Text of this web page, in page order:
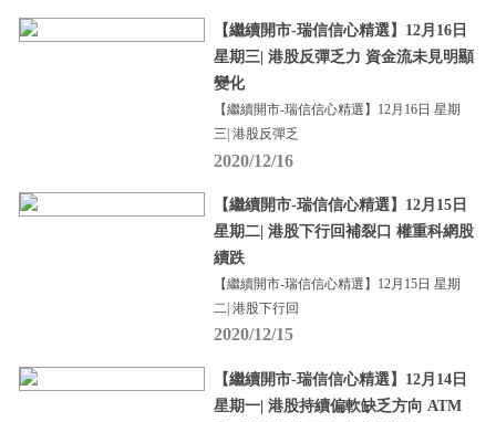
【繼續開市-瑞信信心精選】12月16日
星期三| 港股反彈乏力 資金流未見明顯
變化
【繼續開市-瑞信信心精選】12月16日 星期
三| 港股反彈乏
2020/12/16
【繼續開市-瑞信信心精選】12月15日
星期二| 港股下行回補裂口 權重科網股
續跌
【繼續開市-瑞信信心精選】12月15日 星期
二| 港股下行回
2020/12/15
【繼續開市-瑞信信心精選】12月14日
星期一| 港股持續偏軟缺乏方向 ATM